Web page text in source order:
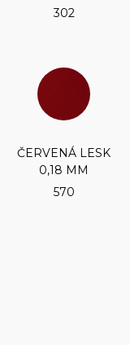
302
ČERVENÁ LESK
0,18 MM
570